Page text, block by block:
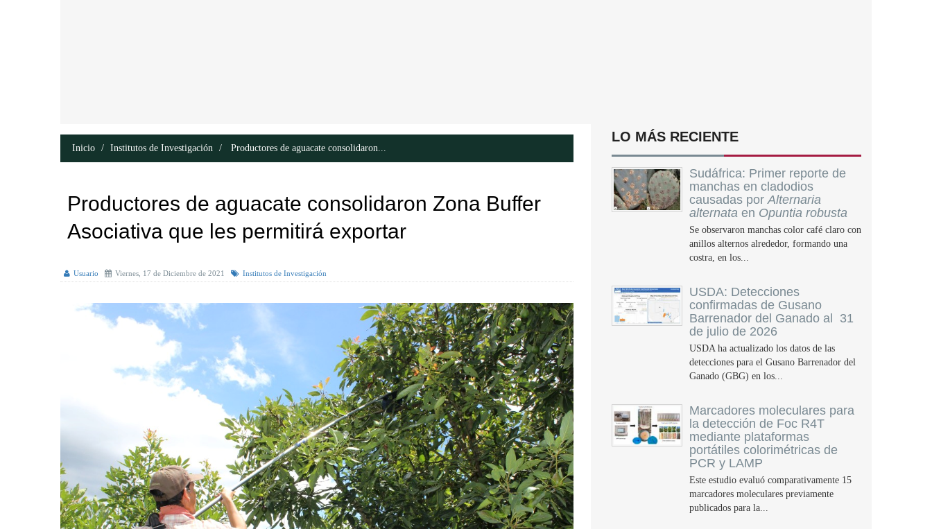
Inicio Institutos de Investigación Productores de aguacate consolidaron...
Productores de aguacate consolidaron Zona Buffer
Asociativa que les permitirá exportar
Usuario Viernes, 17 de Diciembre de 2021 Institutos de Investigación
LO MÁS RECIENTE
Sudáfrica: Primer reporte de
manchas en cladodios
causadas porAlternaria
alternata en Opuntia robusta
Se observaron manchas color café claro con
anillos alternos alrededor, formando una
costra, en los...
USDA: Detecciones
confirmadas de Gusano
Barrenador del Ganado al 31
de julio de 2026
USDA ha actualizado los datos de las
detecciones para el Gusano Barrenador del
Ganado (GBG) en los...
Marcadores moleculares para
la detección de Foc R4T
mediante plataformas
portátiles colorimétricas de
PCR y LAMP
Este estudio evaluó comparativamente 15
marcadores moleculares previamente
publicados para la...